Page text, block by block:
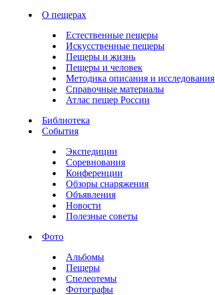
О пещерах
Естественные пещеры
Искусственные пещеры
Пещеры и жизнь
Пещеры и человек
Методика описания и исследования
Справочные материалы
Атлас пещер России
Библиотека
События
Экспедиции
Соревнования
Конференции
Обзоры снаряжения
Объявления
Новости
Полезные советы
Фото
Альбомы
Пещеры
Спелеотемы
Фотографы